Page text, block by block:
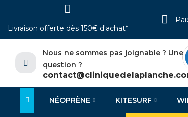
Livraison offerte dès 150€ d'achat*
Nous ne sommes pas joignable ? Une
question ?
NÉOPRÈNE KITESURF